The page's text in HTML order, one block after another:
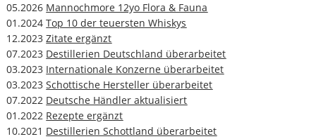
05.2026 Mannochmore 12yo Flora & Fauna
01.2024Top 10 der teuersten Whiskys
12.2023Zitate ergänzt
07.2023 Destillerien Deutschland überarbeitet
03.2023 Internationale Konzerne überarbeitet
03.2023Schottische Hersteller überarbeitet
07.2022 Deutsche Händler aktualisiert
01.2022 Rezepte ergänzt
10.2021 Destillerien Schottland überarbeitet